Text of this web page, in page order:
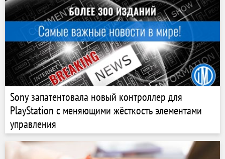
Sony запатентовала новый контроллер для
PlayStation с меняющими жёсткость элементами
управления